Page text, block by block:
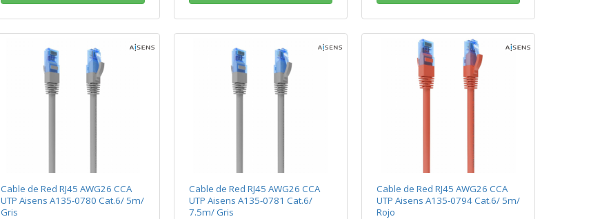
Cable de Red RJ45 AWG26 CCA
UTP Aisens A135-0780 Cat.6/ 5m/
Gris
Cable de Red RJ45 AWG26 CCA
UTP Aisens A135-0781 Cat.6/
7.5m/ Gris
Cable de Red RJ45 AWG26 CCA
UTP Aisens A135-0794 Cat.6/ 5m/
Rojo